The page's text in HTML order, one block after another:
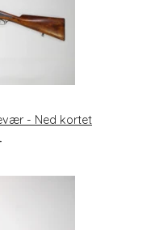
- Ned kortet